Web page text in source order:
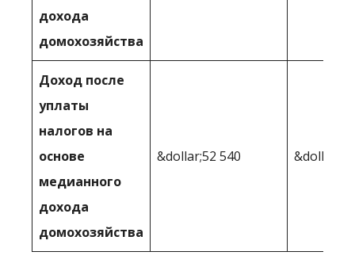
дохода
домохозяйства
Доход после
уплаты
налогов на
основе
медианного
дохода
домохозяйства
&dollar;52 540